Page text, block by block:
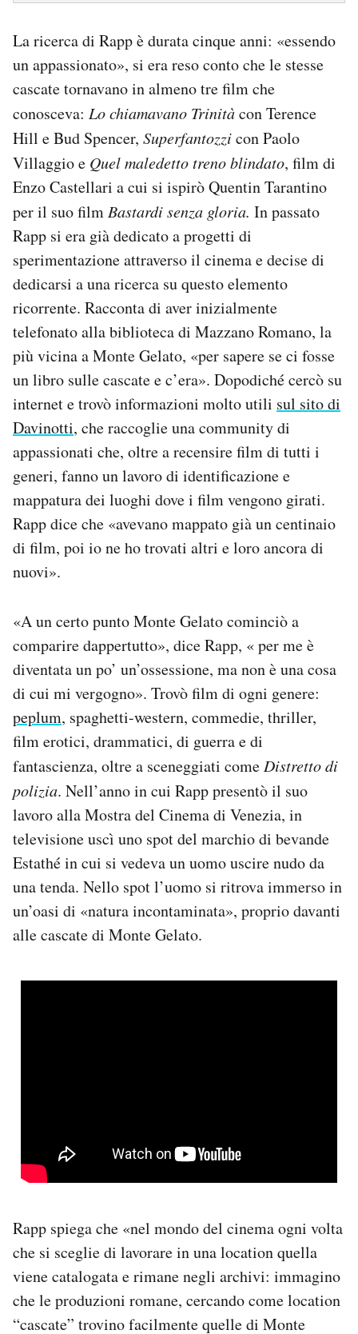
La ricerca di Rapp è durata cinque anni: «essendo
un appassionato», si era reso conto che le stesse
cascate tornavano in almeno tre film che
conosceva: Lo chiamavano Trinitàcon Terence
Hill e Bud Spencer, Superfantozzicon Paolo
Villaggio e Quel maledetto treno blindato, film di
Enzo Castellari a cui si ispirò Quentin Tarantino
per il suo filmBastardi senza gloria. In passato
Rapp si era già dedicato a progetti di
sperimentazione attraverso il cinema e decise di
dedicarsi a una ricerca su questo elemento
ricorrente. Racconta di aver inizialmente
telefonato alla biblioteca di Mazzano Romano, la
più vicina a Monte Gelato, «per sapere se ci fosse
un libro sulle cascate e c’era». Dopodiché cercò su
internet e trovò informazioni molto utili sul sito di
Davinotti, che raccoglie una community di
appassionati che, oltre a recensire film di tutti i
generi, fanno un lavoro di identificazione e
mappatura dei luoghi dove i film vengono girati.
Rapp dice che «avevano mappato già un centinaio
di film, poi io ne ho trovati altri e loro ancora di
nuovi».
«A un certo punto Monte Gelato cominciò a
comparire dappertutto», dice Rapp, « per me è
diventata un po’ un’ossessione, ma non è una cosa
di cui mi vergogno». Trovò film di ogni genere:
peplum, spaghetti-western, commedie, thriller,
film erotici, drammatici, di guerra e di
fantascienza, oltre a sceneggiati comeDistretto di
polizia. Nell’anno in cui Rapp presentò il suo
lavoro alla Mostra del Cinema di Venezia, in
televisione uscì uno spot del marchio di bevande
Estathé in cui si vedeva un uomo uscire nudo da
una tenda. Nello spot l’uomo si ritrova immerso in
un’oasi di «natura incontaminata», proprio davanti
alle cascate di Monte Gelato.
Rapp spiega che «nel mondo del cinema ogni volta
che si sceglie di lavorare in una location quella
viene catalogata e rimane negli archivi: immagino
che le produzioni romane, cercando come location
“cascate” trovino facilmente quelle di Monte